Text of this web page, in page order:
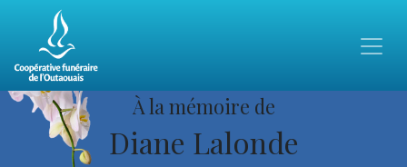
À la mémoire de
Diane Lalonde